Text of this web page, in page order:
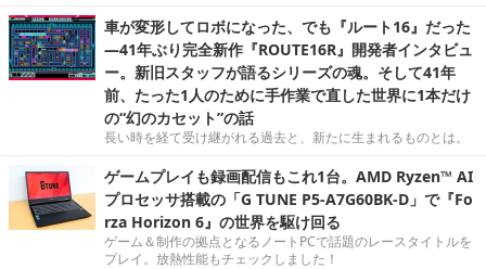
車が変形してロボになった、でも『ルート16』だった
―41年ぶり完全新作『ROUTE16R』開発者インタビュ
ー。新旧スタッフが語るシリーズの魂。そして41年
前、たった1人のために手作業で直した世界に1本だけ
の“幻のカセット”の話
長い時を経て受け継がれる過去と、新たに生まれるものとは。
ゲームプレイも録画配信もこれ1台。AMD Ryzen™ AI
プロセッサ搭載の「G TUNE P5-A7G60BK-D」で『Fo
rza Horizon 6』の世界を駆け回る
ゲーム＆制作の拠点となるノートPCで話題のレースタイトルを
プレイ。放熱性能もチェックしました！